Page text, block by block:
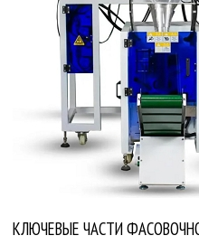
КЛЮЧЕВЫЕ ЧАСТИ